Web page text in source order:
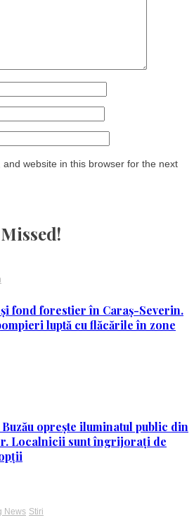
and website in this browser for the next
fond forestier în Caraș-Severin.
luptă cu flăcările în zone
oprește iluminatul public din
Localnicii sunt îngrijorați de
News Stiri